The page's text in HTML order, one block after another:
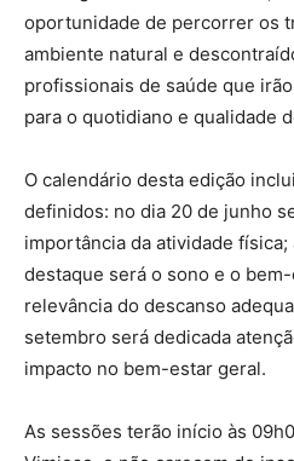
oportunidade de percorrer os
ambiente natural e
profissionais de saúde que
para o quotidiano e qualidade
O calendário desta edição
definidos: no dia 20 de junho
importância da atividade física;
destaque será o sono e o
relevância do descanso
setembro será dedicada
impacto no bem-estar geral.
As sessões terão início às